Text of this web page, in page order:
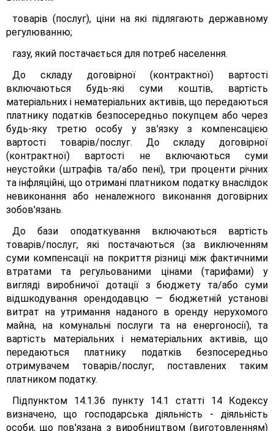
товарів (послуг), ціни на які підлягають державному
регулюванню;
газу, який постачається для потреб населення.
До складу договірної (контрактної) вартості
включаються будь-які суми коштів, вартість
матеріальних і нематеріальних активів, що передаються
платнику податків безпосередньо покупцем або через
будь-яку третю особу у зв'язку з компенсацією
вартості товарів/послуг. До складу договірної
(контрактної) вартості не включаються суми
неустойки (штрафів та/або пені), три проценти річних
та інфляційні, що отримані платником податку внаслідок
невиконання або неналежного виконання договірних
зобов'язань.
До бази оподаткування включаються вартість
товарів/послуг, які постачаються (за виключенням
суми компенсації на покриття різниці між фактичними
втратами та регульованими цінами (тарифами) у
вигляді виробничої дотації з бюджету та/або суми
відшкодування орендодавцю — бюджетній установі
витрат на утримання наданого в оренду нерухомого
майна, на комунальні послуги та на енергоносії), та
вартість матеріальних і нематеріальних активів, що
передаються платнику податків безпосередньо
отримувачем товарів/послуг, поставлених таким
платником податку.
Підпунктом 14.1.36 пункту 14.1 статті 14 Кодексу
визначено, що господарська діяльність - діяльність
особи, що пов'язана з виробництвом (виготовленням)